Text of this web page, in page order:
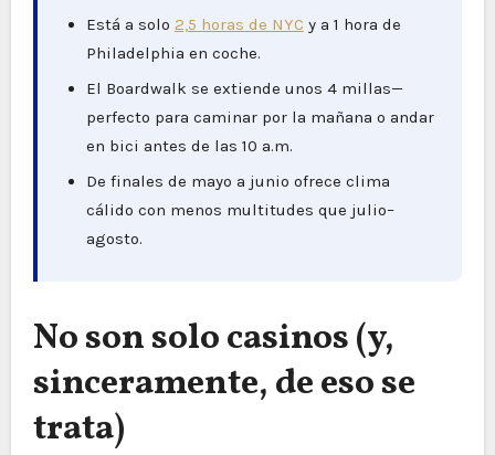
Está a solo 2,5 horas de NYC y a 1 hora de
Philadelphia en coche.
El Boardwalk se extiende unos 4 millas—
perfecto para caminar por la mañana o andar
en bici antes de las 10 a.m.
De finales de mayo a junio ofrece clima
cálido con menos multitudes que julio–
agosto.
No son solo casinos (y,
sinceramente, de eso se
trata)